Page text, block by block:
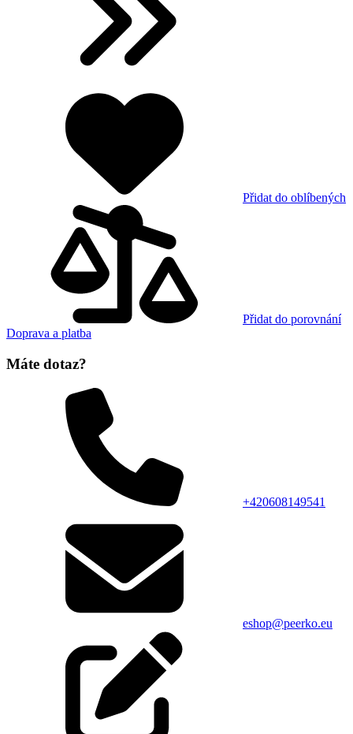
Přidat do oblíbených
Přidat do porovnání
Doprava a platba
Máte dotaz?
+420608149541
eshop@peerko.eu